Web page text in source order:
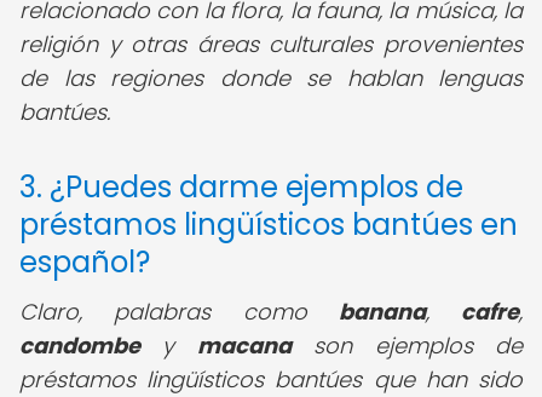
relacionado con la flora, la fauna, la música, la
religión y otras áreas culturales provenientes
de las regiones donde se hablan lenguas
bantúes.
3. ¿Puedes darme ejemplos de
préstamos lingüísticos bantúes en
español?
Claro, palabras como banana, cafre,
candombey macanason ejemplos de
préstamos lingüísticos bantúes que han sido